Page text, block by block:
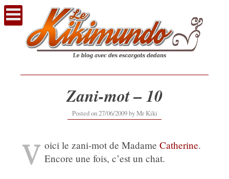
Voir
contenu
Zani-mot – 10
Posted on27/06/200916/09/2019
byMr Kiki
V oici le zani-mot de MadameCatherine.
Encore une fois, c’est un chat.